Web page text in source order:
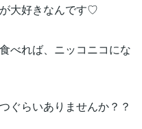
大好きなんです♡
べれば、ニッコニコにな
ぐらいありませんか？？